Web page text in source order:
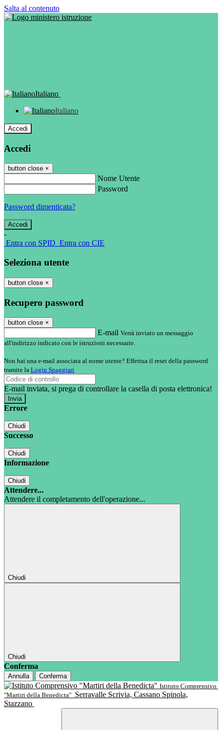
Salta al contenuto
Italiano
Italiano
Accedi
Accedi
button close ×
Nome Utente
Password
Password dimenticata?
-
Entra con SPID Entra con CIE
Seleziona utente
button close ×
Recupero password
button close ×
E-mail Verrà inviato un messaggio
all'indirizzo indicato con le istruzioni necessarie.
Non hai una e-mail associata al nome utente? Effettua il reset della password
tramite la Login Spaggiari
E-mail inviata, si prega di controllare la casella di posta elettronica!
Errore
Chiudi
Successo
Chiudi
Informazione
Chiudi
Attendere...
Attendere il completamento dell'operazione...
Chiudi
Chiudi
Conferma
Annulla
Conferma
Istituto Comprensivo
"Martiri della Benedicta" Serravalle Scrivia, Cassano Spinola,
Stazzano